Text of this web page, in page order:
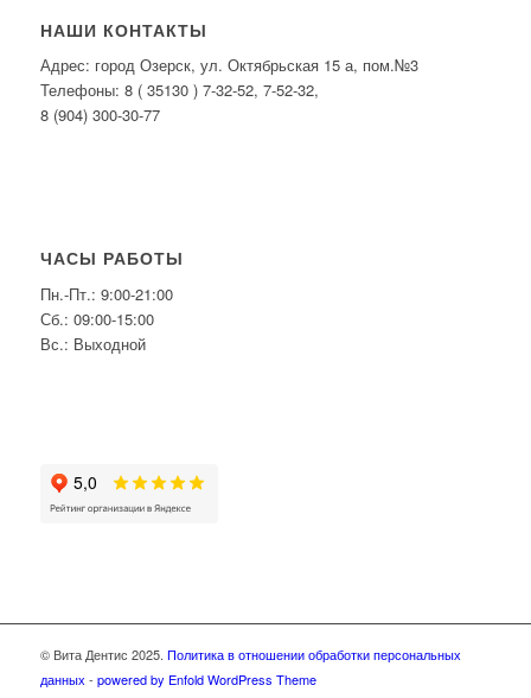
НАШИ КОНТАКТЫ
Адрес: город Озерск, ул. Октябрьская 15 а, пом.№3
Телефоны: 8 ( 35130 ) 7-32-52, 7-52-32,
8 (904) 300-30-77
ЧАСЫ РАБОТЫ
Пн.-Пт.: 9:00-21:00
Сб.: 09:00-15:00
Вс.: Выходной
© Вита Дентис 2025. Политика в отношении обработки персональных
данных - powered by Enfold WordPress Theme